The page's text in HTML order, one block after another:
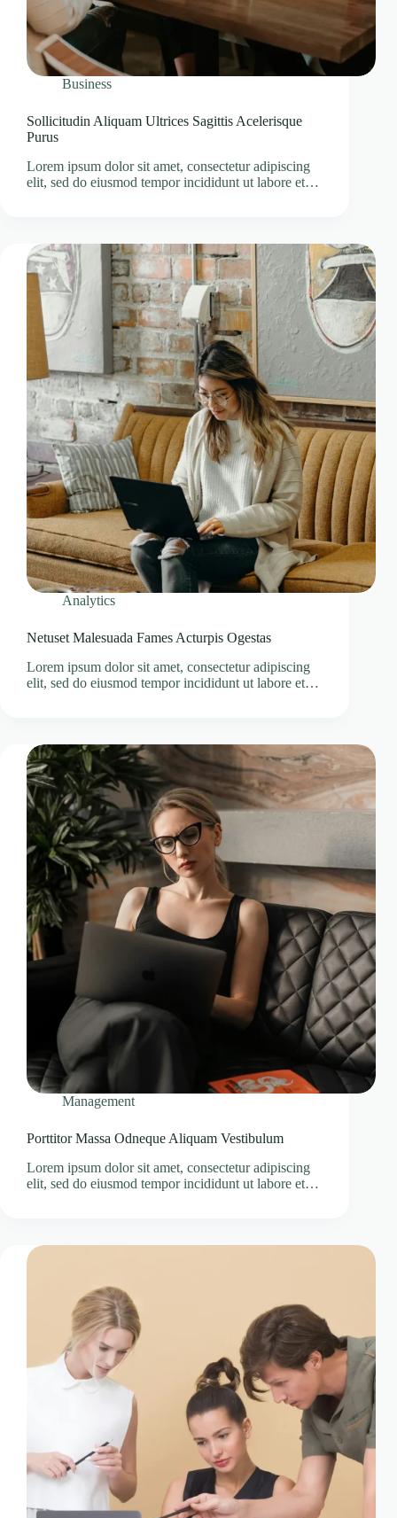
Business
Sollicitudin Aliquam Ultrices Sagittis Acelerisque
Purus
Lorem ipsum dolor sit amet, consectetur adipiscing
elit, sed do eiusmod tempor incididunt ut labore et…
Analytics
Netuset Malesuada Fames Acturpis Ogestas
Lorem ipsum dolor sit amet, consectetur adipiscing
elit, sed do eiusmod tempor incididunt ut labore et…
Management
Porttitor Massa Odneque Aliquam Vestibulum
Lorem ipsum dolor sit amet, consectetur adipiscing
elit, sed do eiusmod tempor incididunt ut labore et…